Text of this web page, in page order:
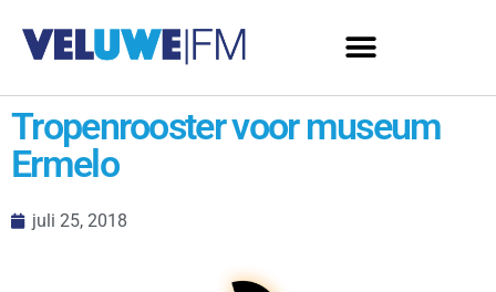
Tropenrooster voor museum
Ermelo
juli 25, 2018